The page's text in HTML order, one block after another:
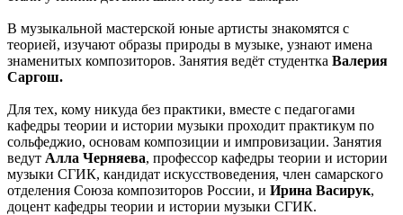
В музыкальной мастерской юные артисты знакомятся с
теорией, изучают образы природы в музыке, узнают имена
знаменитых композиторов. Занятия ведёт студентка Валерия
Саргош.
Для тех, кому никуда без практики, вместе с педагогами
кафедры теории и истории музыки проходит практикум по
сольфеджио, основам композиции и импровизации. Занятия
ведут Алла Черняева, профессор кафедры теории и истории
музыки СГИК, кандидат искусствоведения, член самарского
отделения Союза композиторов России, и Ирина Васирук,
доцент кафедры теории и истории музыки СГИК.